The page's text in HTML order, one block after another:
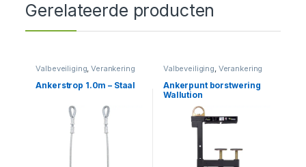
Gerelateerde producten
Valbeveiliging ,Verankering
Ankerstrop 1.0m – Staal
Valbeveiliging Verankering
Ankerpunt borstwering
Wallution